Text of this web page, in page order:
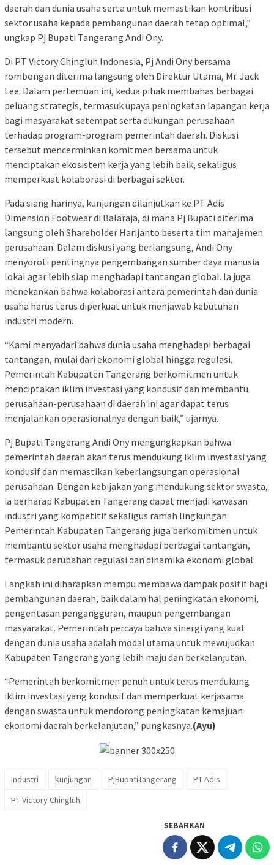
daerah dan dunia usaha serta untuk memastikan kontribusi
sektor usaha kepada pembangunan daerah tetap optimal,”
ungkap Pj Bupati Tangerang Andi Ony.
Di PT Victory Chingluh Indonesia, Pj Andi Ony bersama
rombongan diterima langsung oleh Direktur Utama, Mr. Jack
Lee. Dalam pertemuan ini, kedua pihak membahas berbagai
peluang strategis, termasuk upaya peningkatan lapangan kerja
bagi masyarakat setempat serta dukungan perusahaan
terhadap program-program pemerintah daerah. Diskusi
tersebut mencerminkan komitmen bersama untuk
menciptakan ekosistem kerja yang lebih baik, sekaligus
memperkuat kolaborasi di berbagai sektor.
Pada siang harinya, kunjungan dilanjutkan ke PT Adis
Dimension Footwear di Balaraja, di mana Pj Bupati diterima
langsung oleh Shareholder Harijanto beserta tim manajemen
perusahaan. Dalam diskusi yang berlangsung, Andi Ony
menyoroti pentingnya pengembangan sumber daya manusia
lokal agar lebih siap menghadapi tantangan global. Ia juga
menekankan bahwa kolaborasi antara pemerintah dan dunia
usaha harus terus diperkuat untuk menjawab kebutuhan
industri modern.
“Kami menyadari bahwa dunia usaha menghadapi berbagai
tantangan, mulai dari ekonomi global hingga regulasi.
Pemerintah Kabupaten Tangerang berkomitmen untuk
menciptakan iklim investasi yang kondusif dan membantu
perusahaan-perusahaan di daerah ini agar dapat terus
menjalankan operasionalnya dengan baik,” ujarnya.
Pj Bupati Tangerang Andi Ony mengungkapkan bahwa
pemerintah daerah akan terus mendukung iklim investasi yang
kondusif dan memastikan keberlangsungan operasional
perusahaan. Dengan kebijakan yang mendukung sektor swasta,
ia berharap Kabupaten Tangerang dapat menjadi kawasan
industri yang kompetitif sekaligus ramah lingkungan.
Pemerintah Kabupaten Tangerang juga berkomitmen untuk
membantu sektor usaha menghadapi berbagai tantangan,
termasuk perubahan regulasi dan dinamika ekonomi global.
Langkah ini diharapkan mampu membawa dampak positif bagi
pembangunan daerah, baik dalam hal peningkatan ekonomi,
pengentasan pengangguran, maupun pengembangan
masyarakat. Pemerintah percaya bahwa sinergi yang kuat
dengan dunia usaha adalah modal utama untuk mewujudkan
Kabupaten Tangerang yang lebih maju dan berkelanjutan.
“Pemerintah berkomitmen penuh untuk terus mendukung
iklim investasi yang kondusif dan memperkuat kerjasama
dengan swasta untuk mendorong peningkatan kemajuan
ekonomi daerah berkelanjutan,” pungkasnya.(Ayu)
Industri kunjungan PjBupatiTangerang
PT Adis
PT Victory Chingluh
SEBARKAN